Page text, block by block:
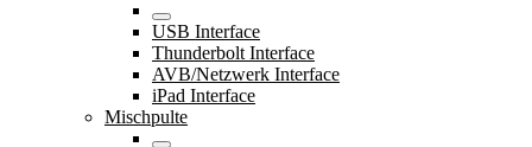
USB Interface
Thunderbolt Interface
AVB/Netzwerk Interface
iPad Interface
Mischpulte